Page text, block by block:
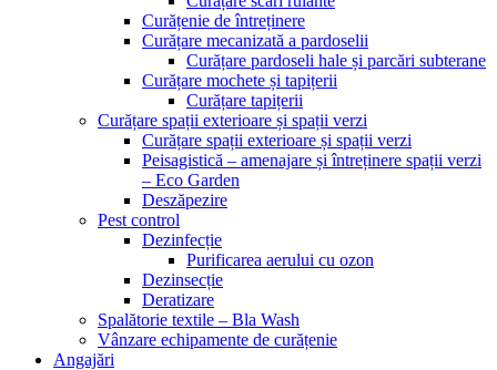
Curățenie de întreținere
Curățare mecanizată a pardoselii
Curățare pardoseli hale și parcări subterane
Curățare mochete și tapițerii
Curățare tapițerii
Curățare spații exterioare și spații verzi
Curățare spații exterioare și spații verzi
Peisagistică – amenajare și întreținere spații verzi
– Eco Garden
Deszăpezire
Pest control
Dezinfecție
Purificarea aerului cu ozon
Dezinsecție
Deratizare
Spalătorie textile – Bla Wash
Vânzare echipamente de curățenie
Angajări